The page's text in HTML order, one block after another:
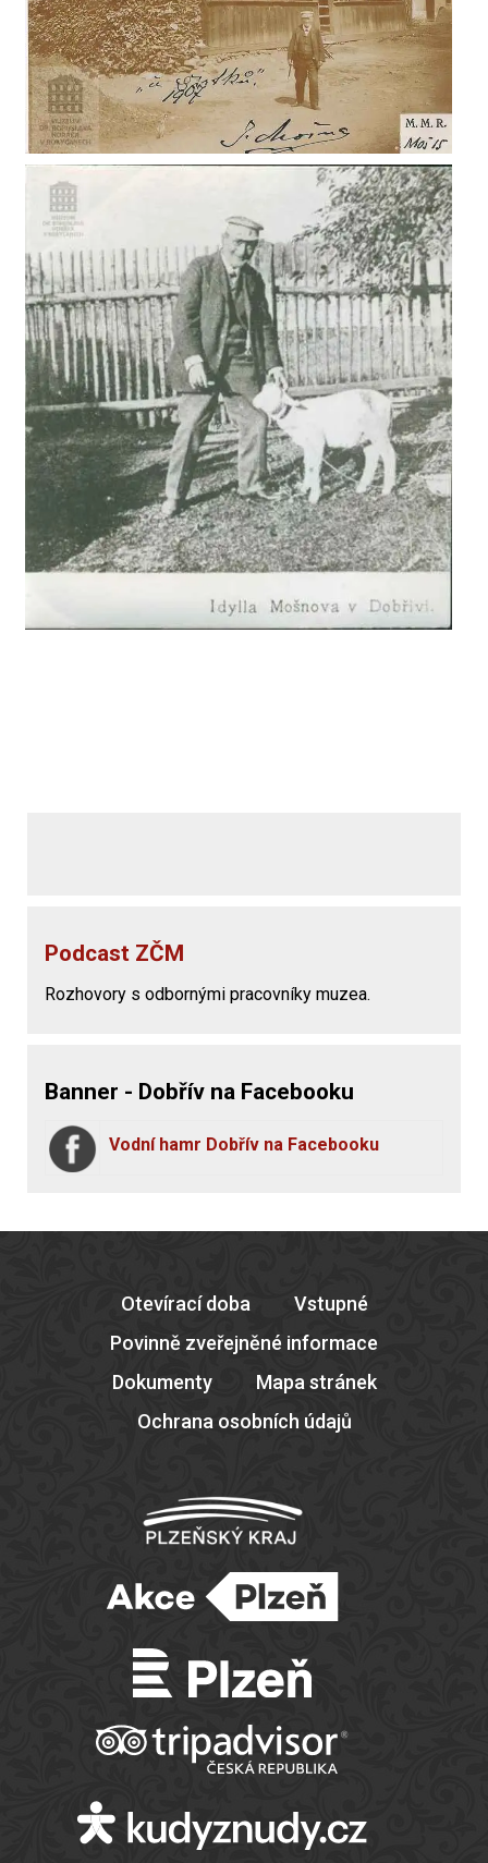
Podcast ZČM
Rozhovory s odbornými pracovníky muzea.
Banner - Dobřív na Facebooku
Vodní hamr Dobřív na Facebooku
Otevírací doba
Vstupné
Povinně zveřejněné informace
Dokumenty
Mapa stránek
Ochrana osobních údajů